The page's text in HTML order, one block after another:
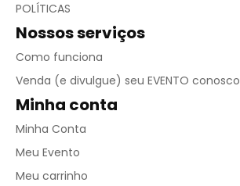
POLÍTICAS
Nossos serviços
Como funciona
Venda (e divulgue) seu EVENTO conosco
Minha conta
Minha Conta
Meu Evento
Meu carrinho